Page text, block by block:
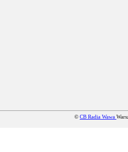
© CB Radia Wawa